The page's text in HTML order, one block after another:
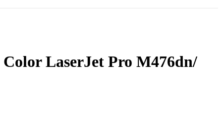
LaserJet Pro M476dn/